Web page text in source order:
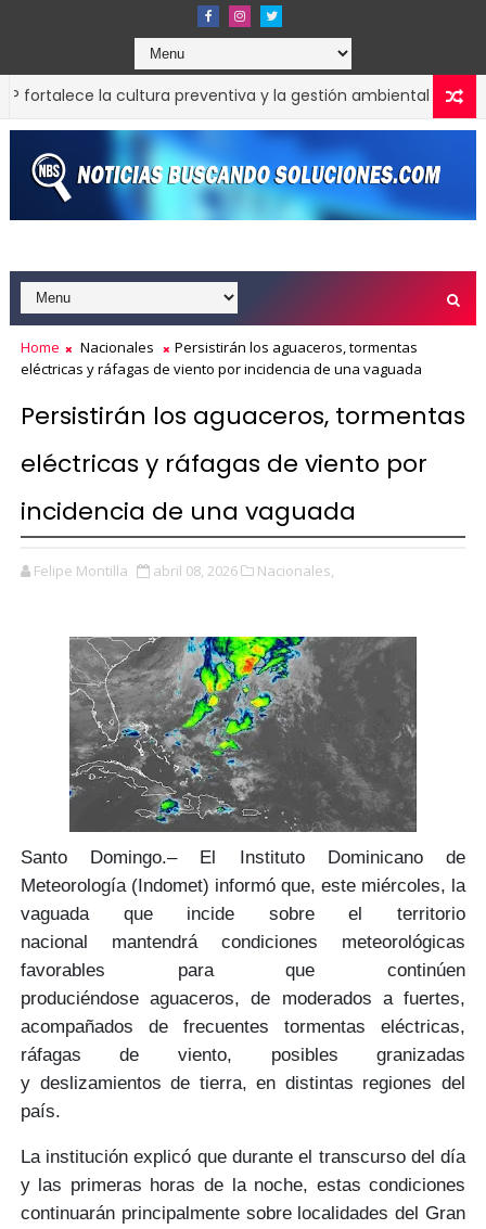
la cultura preventiva y la gestión ambiental en la
Home Nacionales
Persistirán los aguaceros, tormentas
eléctricas y ráfagas de viento por incidencia de una vaguada
Persistirán los aguaceros, tormentas
eléctricas y ráfagas de viento por
incidencia de una vaguada
Felipe Montilla abril 08, 2026 Nacionales,
Santo Domingo.– El Instituto Dominicano de
Meteorología (Indomet) informó que, este miércoles, la
vaguada que incide sobre el territorio
nacional mantendrá condiciones meteorológicas
favorables para que continúen
produciéndoseaguaceros, de moderados a fuertes,
acompañados de frecuentestormentas eléctricas,
ráfagas de viento, posibles granizadas
y deslizamientos de tierra, en distintas regiones del
país.
La institución explicó que durante el transcurso del día
y las primeras horas de la noche, estas condiciones
continuaránprincipalmente sobre localidades del Gran